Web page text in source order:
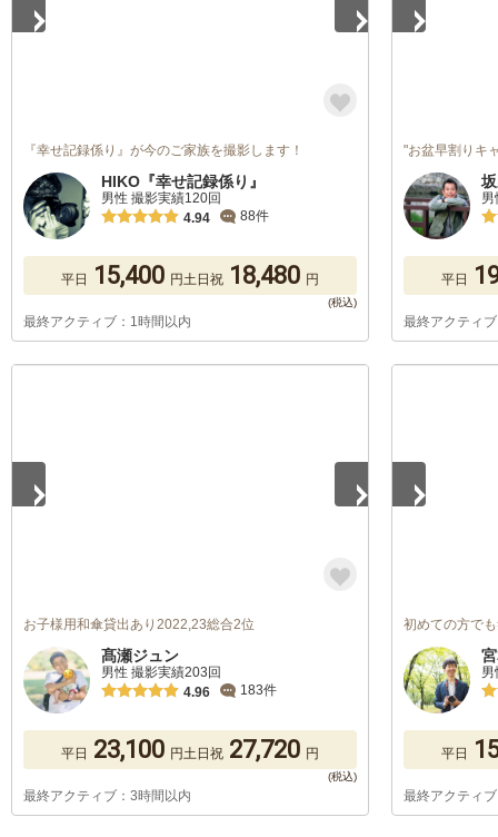
『幸せ記録係り』が今のご家族を撮影します！
HIKO『幸せ記録係り』
男性 撮影実績120回
4.94
88件
平日 15,400 円土日祝 18,480 円
最終アクティブ：1時間以内
"お盆早割りキ
平日
最終アクティ
お子様用和傘貸出あり2022,23総合2位
髙瀬ジュン
男性 撮影実績203回
4.96
183件
平日 23,100 円土日祝 27,720 円
最終アクティブ：3時間以内
初めての方で
平日
最終アクティ